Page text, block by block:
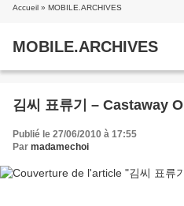
Accueil » MOBILE.ARCHIVES
MOBILE.ARCHIVES
김씨 표류기 – Castaway
Publié le 27/06/2010 à 17:55
Par madamechoi